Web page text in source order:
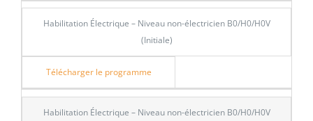
Habilitation Électrique – Niveau non-électricien B0/H0/H0V
(Initiale)
Télécharger le programme
Habilitation Électrique – Niveau non-électricien B0/H0/H0V